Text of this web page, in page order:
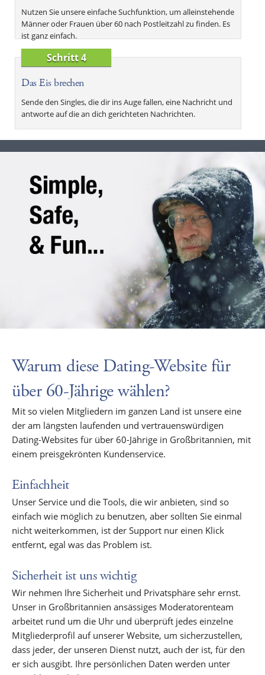
Nutzen Sie unsere einfache Suchfunktion, um alleinstehende
Männer oder Frauen über 60 nach Postleitzahl zu finden. Es
ist ganz einfach.
Schritt 4
Das Eis brechen
Sende den Singles, die dir ins Auge fallen, eine Nachricht und
antworte auf die an dich gerichteten Nachrichten.
Warum diese Dating-Website für
über 60-Jährige wählen?
Mit so vielen Mitgliedern im ganzen Land ist unsere eine
der am längsten laufenden und vertrauenswürdigen
Dating-Websites für über 60-Jährige in Großbritannien, mit
einem preisgekrönten Kundenservice.
Einfachheit
Unser Service und die Tools, die wir anbieten, sind so
einfach wie möglich zu benutzen, aber sollten Sie einmal
nicht weiterkommen, ist der Support nur einen Klick
entfernt, egal was das Problem ist.
Sicherheit ist uns wichtig
Wir nehmen Ihre Sicherheit und Privatsphäre sehr ernst.
Unser in Großbritannien ansässiges Moderatorenteam
arbeitet rund um die Uhr und überprüft jedes einzelne
Mitgliederprofil auf unserer Website, um sicherzustellen,
dass jeder, der unseren Dienst nutzt, auch der ist, für den
er sich ausgibt. Ihre persönlichen Daten werden unter